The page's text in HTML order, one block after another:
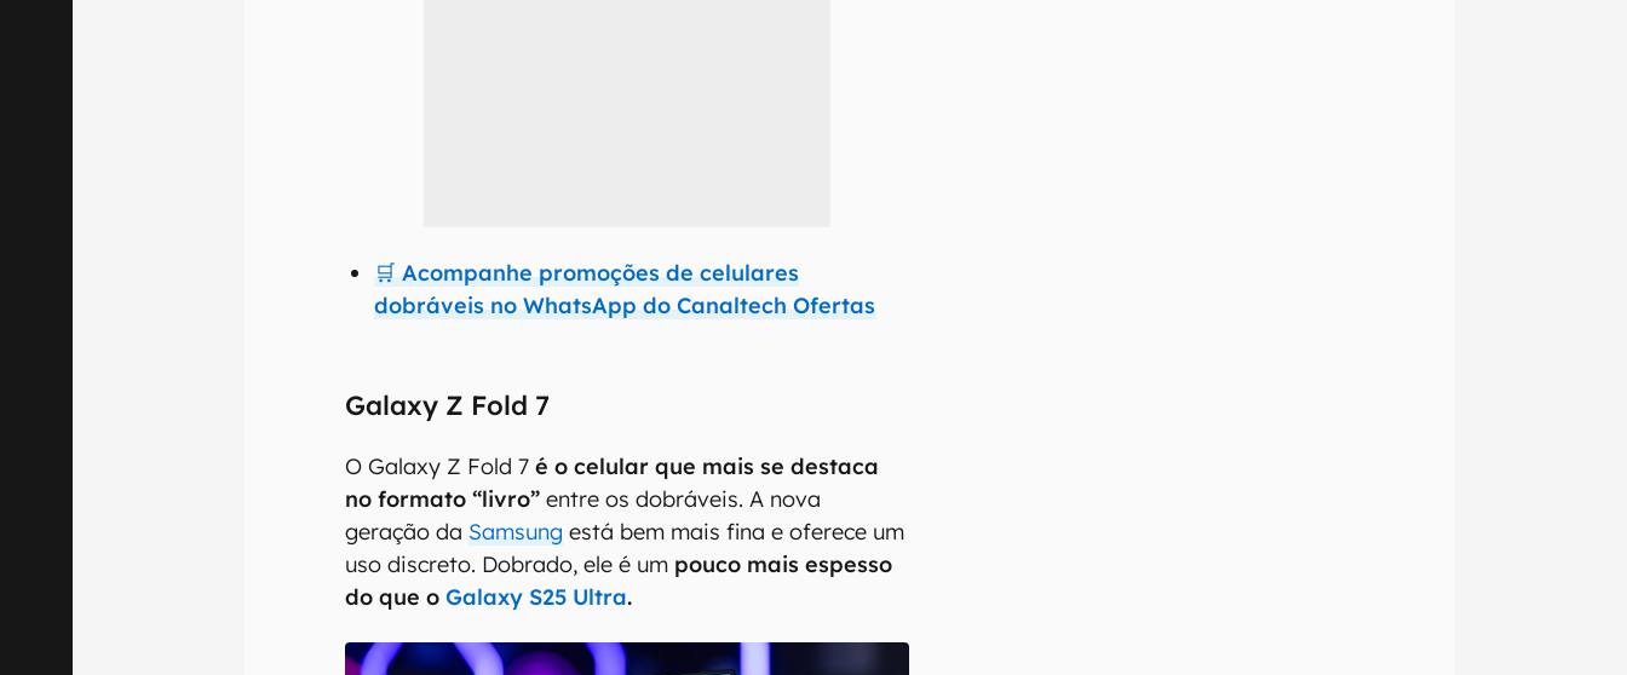
🛒 Acompanhe promoções de celulares
dobráveis no WhatsApp do Canaltech Ofertas
Galaxy Z Fold 7
O Galaxy Z Fold 7é o celular que mais se destaca
no formato “livro” entre os dobráveis. A nova
geração da Samsung está bem mais fina e oferece um
uso discreto. Dobrado, ele é um pouco mais espesso
do que oGalaxy S25 Ultra.